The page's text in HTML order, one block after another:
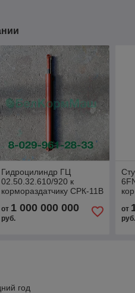
Гидроцилиндр ГЦ
02.50.32.610/920 к
кормораздатчику СРК-11В
от 1 000 000 000
руб.
от
год